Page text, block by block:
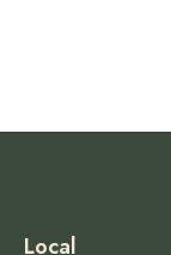
Local